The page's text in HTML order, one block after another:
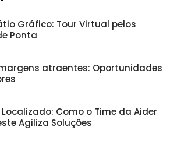
Gráfico: Tour Virtual pelos
Ponta
atraentes: Oportunidades
Como o Time da Aider
Agiliza Soluções